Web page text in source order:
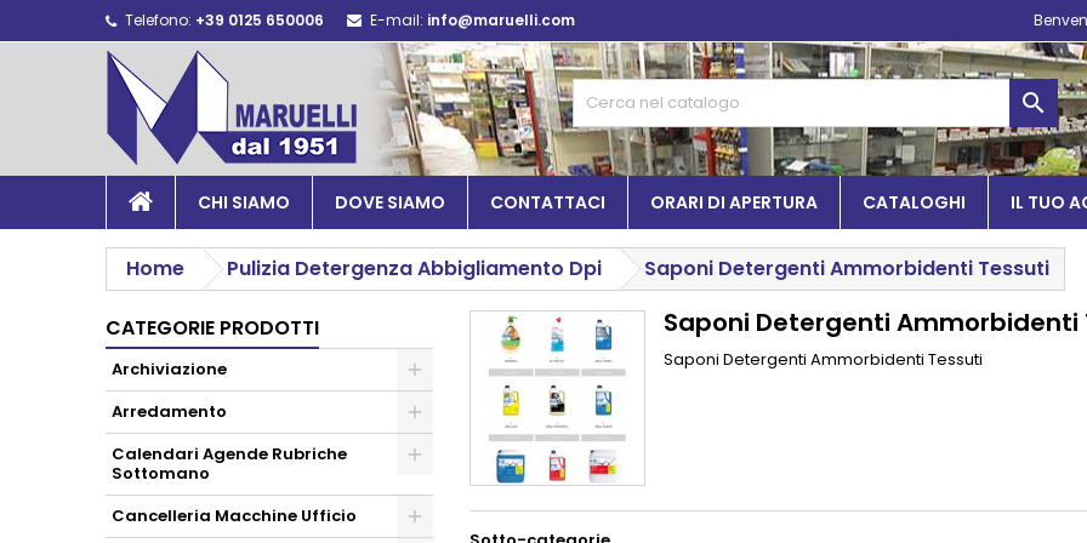
Telefono: +39 0125 650006 E-mail: info@maruelli.com

CHI SIAMO DOVE SIAMO CONTATTACI ORARI DI APERTURA CATALOGHI IL TUO
Home Pulizia Detergenza Abbigliamento Dpi Saponi Detergenti Ammorbidenti Tessuti
CATEGORIE PRODOTTI
Archiviazione
Arredamento
Calendari Agende Rubriche
Sottomano
Cancelleria Macchine Ufficio
Saponi Detergenti Ammorbidenti
Saponi Detergenti Ammorbidenti Tessuti